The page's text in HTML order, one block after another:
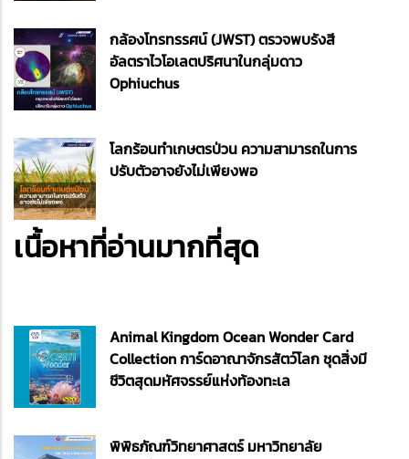
กล้องโทรทรรศน์ (JWST) ตรวจพบรังสี
อัลตราไวโอเลตปริศนาในกลุ่มดาว
Ophiuchus
โลกร้อนทำเกษตรป่วน ความสามารถในการ
ปรับตัวอาจยังไม่เพียงพอ
เนื้อหาที่อ่านมากที่สุด
Animal Kingdom Ocean Wonder Card
Collection การ์ดอาณาจักรสัตว์โลก ชุดสิ่งมี
ชีวิตสุดมหัศจรรย์แห่งท้องทะเล
พิพิธภัณฑ์วิทยาศาสตร์ มหาวิทยาลัย